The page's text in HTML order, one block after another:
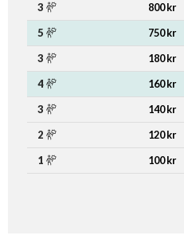
3
800 kr
5
750 kr
3
180 kr
4
160 kr
3
140 kr
2
120 kr
1
100 kr